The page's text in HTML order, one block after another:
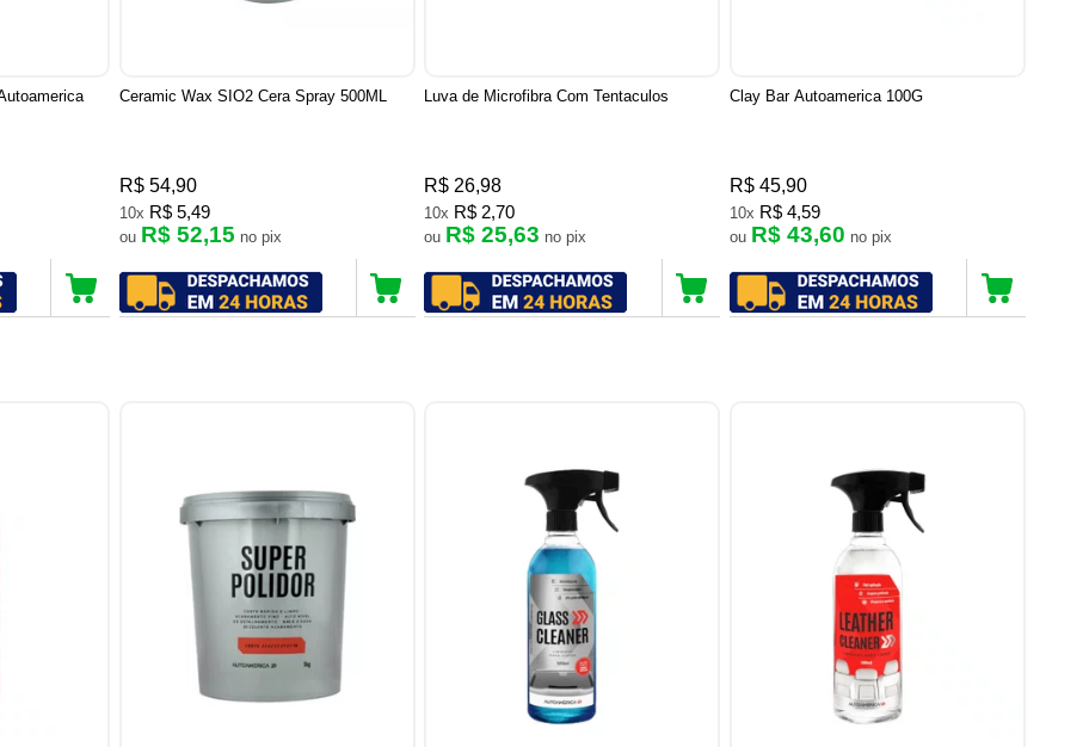
Ceramic Wax SIO2 Cera Spray 500ML
R$ 54,90
10x R$ 5,49
ou R$ 52,15 no pix
Luva de Microfibra Com Tentaculos
R$ 26,98
10x R$ 2,70
ou R$ 25,63 no pix
Clay Bar Autoamerica 100G
R$ 45,90
10x R$ 4,59
ou R$ 43,60 no pix